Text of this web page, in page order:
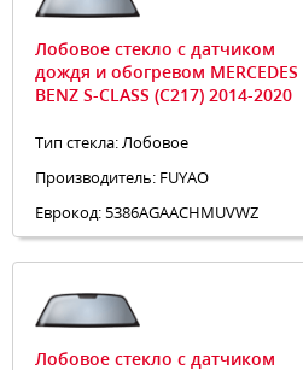
Лобовое стекло с датчиком
дождя и обогревом MERCEDES
BENZ S-CLASS (C217) 2014-2020
Тип стекла: Лобовое
Производитель: FUYAO
Еврокод: 5386AGAACHMUVWZ
Лобовое стекло с датчиком